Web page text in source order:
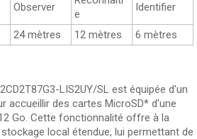
Observer
e
Identifier
24 mètres 12 mètres 6 mètres
LIS2UY/SL est équipée d'un
accueillir des cartes MicroSD* d'une
Go. Cette fonctionnalité offre à la
local étendue, lui permettant de